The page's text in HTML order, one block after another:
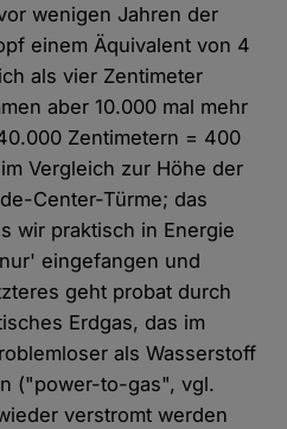
wenigen Jahren der
einem Äquivalent von 4
als vier Zentimeter
aber 10.000 mal mehr
Zentimetern = 400
Vergleich zur Höhe der
Center-Türme; das
wir praktisch in Energie
eingefangen und
geht probat durch
Erdgas, das im
als Wasserstoff
("power-to-gas", vgl.
verstromt werden